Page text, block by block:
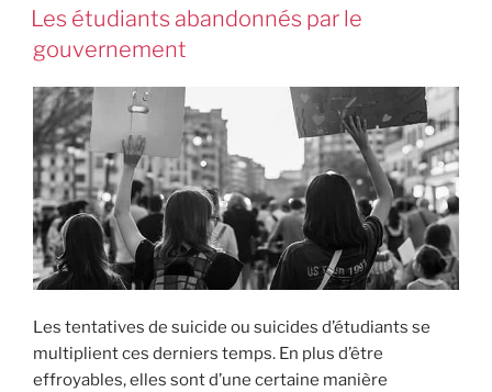
Les étudiants abandonnés par le
gouvernement
Les tentatives de suicide ou suicides d’étudiants se
multiplient ces derniers temps. En plus d’être
effroyables, elles sont d’une certaine manière